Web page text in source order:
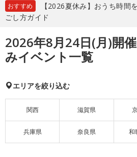
おすすめ
【2026夏休み】おうち時間
ごし方ガイド
2026年8月24日(月)開
みイベント一覧
エリアを絞り込む
関西 滋賀県
兵庫県 奈良県 和